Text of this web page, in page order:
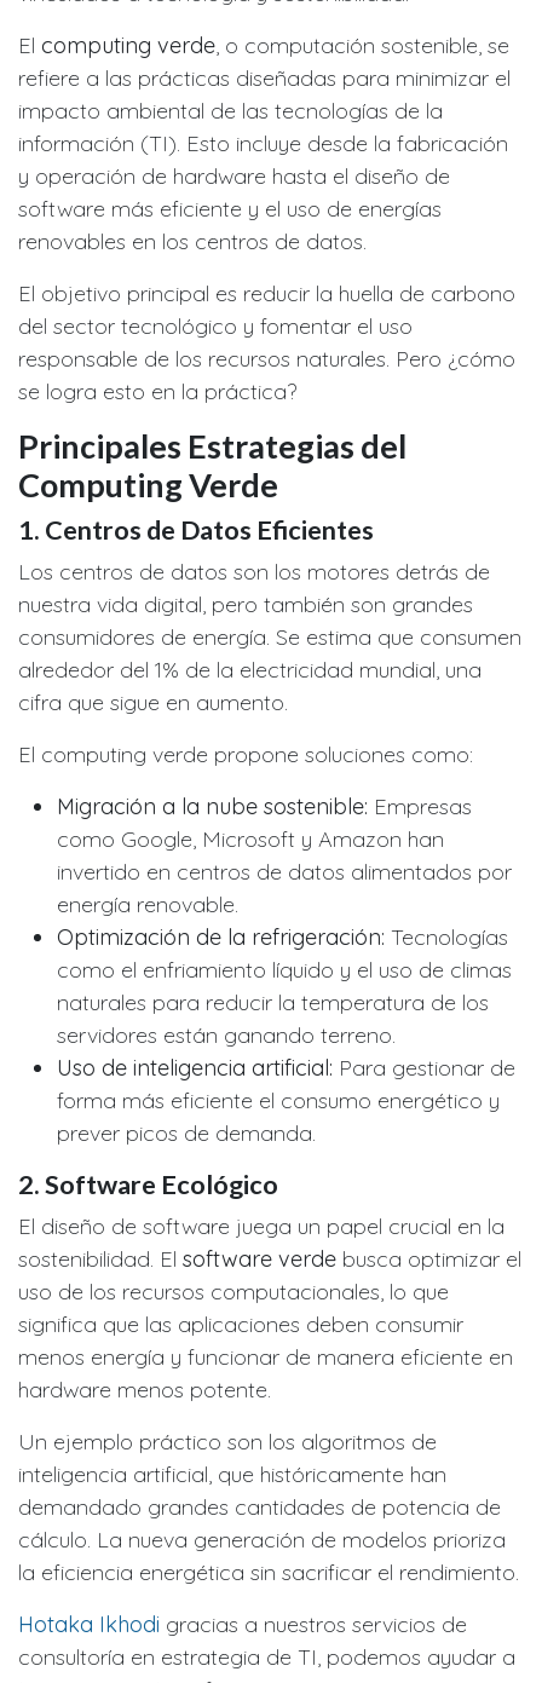
El computing verde, o computación sostenible, se
refiere a las prácticas diseñadas para minimizar el
impacto ambiental de las tecnologías de la
información (TI). Esto incluye desde la fabricación
y operación de hardware hasta el diseño de
software más eficiente y el uso de energías
renovables en los centros de datos.
El objetivo principal es reducir la huella de carbono
del sector tecnológico y fomentar el uso
responsable de los recursos naturales. Pero ¿cómo
se logra esto en la práctica?
Principales Estrategias del
Computing Verde
1. Centros de Datos Eficientes
Los centros de datos son los motores detrás de
nuestra vida digital, pero también son grandes
consumidores de energía. Se estima que consumen
alrededor del 1% de la electricidad mundial, una
cifra que sigue en aumento.
El computing verde propone soluciones como:
Migración a la nube sostenible: Empresas
como Google, Microsoft y Amazon han
invertido en centros de datos alimentados por
energía renovable.
Optimización de la refrigeración: Tecnologías
como el enfriamiento líquido y el uso de climas
naturales para reducir la temperatura de los
servidores están ganando terreno.
Uso de inteligencia artificial: Para gestionar de
forma más eficiente el consumo energético y
prever picos de demanda.
2.Software Ecológico
El diseño de software juega un papel crucial en la
sostenibilidad. El software verde busca optimizar el
uso de los recursos computacionales, lo que
significa que las aplicaciones deben consumir
menos energía y funcionar de manera eficiente en
hardware menos potente.
Un ejemplo práctico son los algoritmos de
inteligencia artificial, que históricamente han
demandado grandes cantidades de potencia de
cálculo. La nueva generación de modelos prioriza
la eficiencia energética sin sacrificar el rendimiento.
Hotaka Ikhodi gracias a nuestros servicios de
consultoría en estrategia de TI, podemos ayudar a